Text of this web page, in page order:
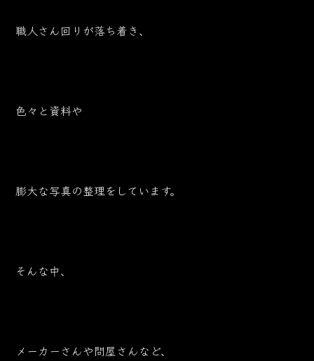
職人さん回りが落ち着き、
色々と資料や
膨大な写真の整理をしています。
そんな中、
メーカーさんや問屋さんなど、